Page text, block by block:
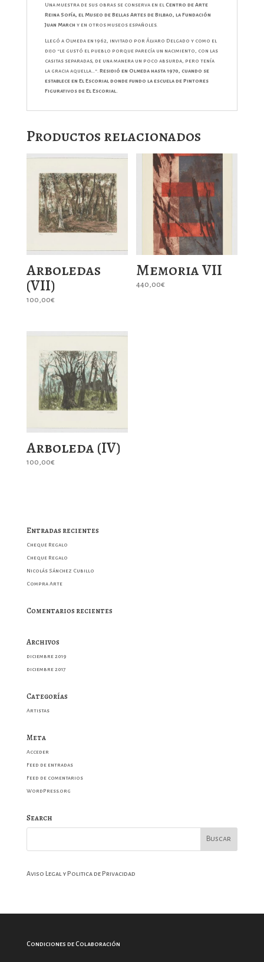
Una muestra de sus obras se conserva en el Centro de Arte
Reina Sofía, el Museo de Bellas Artes de Bilbao, la Fundación
Juan March y en otros museos españoles.
Llegó a Olmeda en 1962, invitado por Álvaro Delgado y como el
dijo “le gustó el pueblo porque parecía un nacimiento, con las
casitas separadas, de una manera un poco absurda, pero tenía
la gracia aquella…”. Residió en Olmeda hasta 1970, cuando se
establece en El Escorial donde fundo la escuela de Pintores
Figurativos de El Escorial.
Productos relacionados
Arboledas
(VII)
100,00€
Memoria VII
440,00€
Arboleda (IV)
100,00€
Entradas recientes
Cheque Regalo
Cheque Regalo
Nicolás Sánchez Cubillo
Compra Arte
Comentarios recientes
Archivos
diciembre 2019
diciembre 2017
Categorías
Artistas
Meta
Acceder
Feed de entradas
Feed de comentarios
WordPress.org
Search
Aviso Legal y Politica de Privacidad
Condiciones de Colaboración